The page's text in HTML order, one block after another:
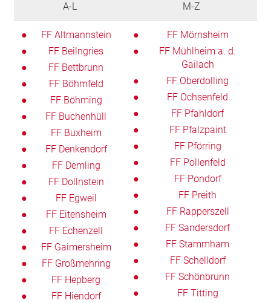
A-L M-Z
FF Altmannstein
FF Beilngries
FF Bettbrunn
FF Böhmfeld
FF Böhming
FF Buchenhüll
FF Buxheim
FF Denkendorf
FF Demling
FF Dollnstein
FF Egweil
FF Eitensheim
FF Echenzell
FF Gaimersheim
FF Großmehring
FF Hepberg
FF Hiendorf
FF Mörnsheim
FF Mühlheim a. d.
Gailach
FF Oberdolling
FF Ochsenfeld
FF Pfahldorf
FF Pfalzpaint
FF Pförring
FF Pollenfeld
FF Pondorf
FF Preith
FF Rapperszell
FF Sandersdorf
FF Stammham
FF Schelldorf
FF Schönbrunn
FF Titting